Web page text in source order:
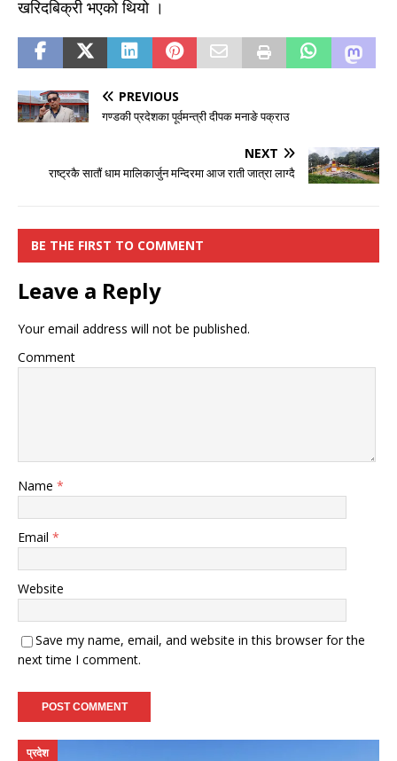
खरिदबिक्री भएको थियो ।
PREVIOUS
गण्डकी प्रदेशका पूर्वमन्त्री दीपक मनाङे पक्राउ
NEXT
राष्ट्रकै सातौं धाम मालिकार्जुन मन्दिरमा आज राती जात्रा लाग्दै
BE THE FIRST TO COMMENT
Leave a Reply
Your email address will not be published.
Comment
Name *
Email *
Website
Save my name, email, and website in this browser for the
next time I comment.
प्रदेश